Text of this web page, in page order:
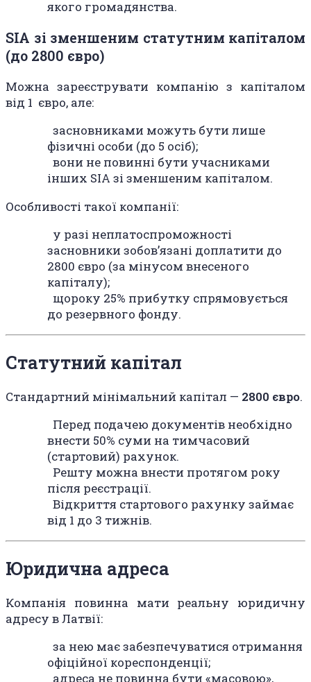
якого громадянства.
SIA зі зменшеним статутним капіталом
(до 2800 євро)
Можна зареєструвати компанію з капіталом
від 1 євро, але:
засновниками можуть бути лише
фізичні особи (до 5 осіб);
вони не повинні бути учасниками
інших SIA зі зменшеним капіталом.
Особливості такої компанії:
у разі неплатоспроможності
засновники зобов’язані доплатити до
2800 євро (за мінусом внесеного
капіталу);
щороку 25% прибутку спрямовується
до резервного фонду.
Статутний капітал
Стандартний мінімальний капітал — 2800 євро.
Перед подачею документів необхідно
внести 50% суми на тимчасовий
(стартовий) рахунок.
Решту можна внести протягом року
після реєстрації.
Відкриття стартового рахунку займає
від 1 до 3 тижнів.
Юридична адреса
Компанія повинна мати реальну юридичну
адресу в Латвії:
за нею має забезпечуватися отримання
офіційної кореспонденції;
адреса не повинна бути «масовою»,